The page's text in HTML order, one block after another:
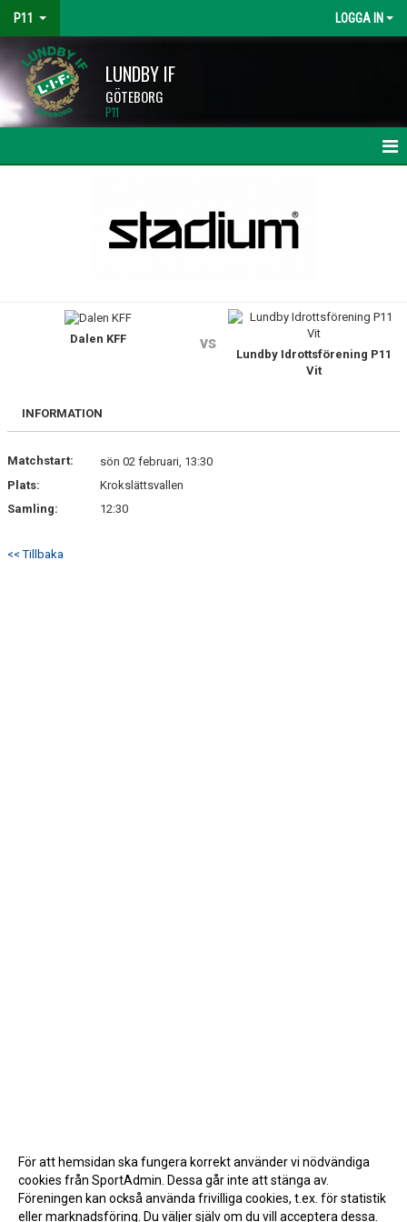
P11 LOGGA IN
LUNDBY IF
GÖTEBORG
P11
DOKUMENT
KONTAKT
Dalen KFF vs
Lundby Idrottsförening P11
Vit
INFORMATION
Matchstart:
sön 02 februari, 13:30
Plats:
Krokslättsvallen
Samling:
12:30
<< Tillbaka
För att hemsidan ska fungera korrekt använder vi nödvändiga
cookies från SportAdmin. Dessa går inte att stänga av.
Föreningen kan också använda frivilliga cookies, t.ex. för statistik
eller marknadsföring. Du väljer själv om du vill acceptera dessa.